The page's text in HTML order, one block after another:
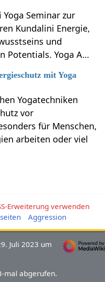
Seminar zur
Kundalini Energie,
und
Potentials. Yoga A…
mit Yoga
Yogatechniken
vor
für Menschen,
arbeiten oder viel
Erweiterung verwenden
Aggression
Juli 2023 um
mal abgerufen.